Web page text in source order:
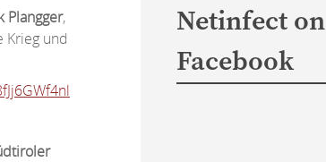
Plangger,
Krieg und
Netinfect on
Facebook